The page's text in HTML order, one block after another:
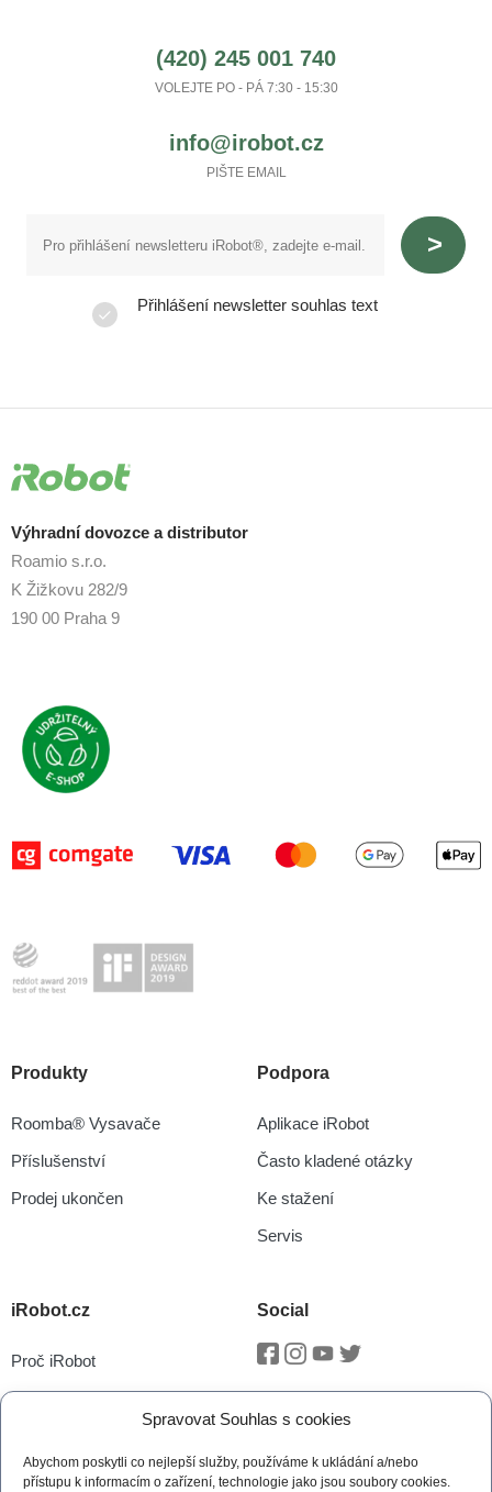
Spravovat Souhlas s cookies
Abychom poskytli co nejlepší služby, používáme k ukládání a/nebo
přístupu k informacím o zařízení, technologie jako jsou soubory cookies.
(420) 245 001 740
VOLEJTE PO - PÁ 7:30 - 15:30
info@irobot.cz
PIŠTE EMAIL
Přihlášení newsletter souhlas text
Výhradní dovozce a distributor
Roamio s.r.o.
K Žižkovu 282/9
190 00 Praha 9
Produkty
Roomba® Vysavače
Příslušenství
Prodej ukončen
Podpora
Aplikace iRobot
Často kladené otázky
Ke stažení
Servis
iRobot.cz
Proč iRobot
iRobot OS
Technologie vSLAM®
Social
Facebook
Instagram
Youtube